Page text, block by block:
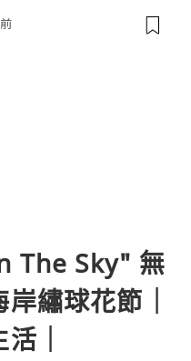
The Sky" 無
繡球花節｜
｜